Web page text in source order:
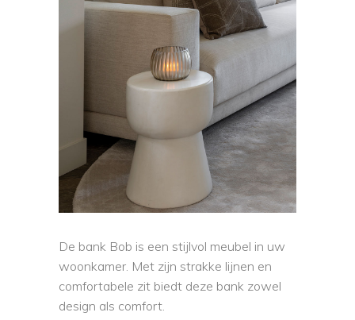
De bank Bob is een stijlvol meubel in uw
woonkamer. Met zijn strakke lijnen en
comfortabele zit biedt deze bank zowel
design als comfort.